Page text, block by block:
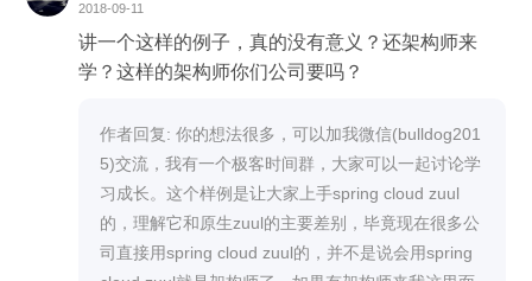
2018-09-11
讲一个这样的例子，真的没有意义？还架构师来
学？这样的架构师你们公司要吗？
作者回复: 你的想法很多，可以加我微信(bulldog201
5)交流，我有一个极客时间群，大家可以一起讨论学
习成长。这个样例是让大家上手spring cloud zuul
的，理解它和原生zuul的主要差别，毕竟现在很多公
司直接用spring cloud zuul的，并不是说会用spring